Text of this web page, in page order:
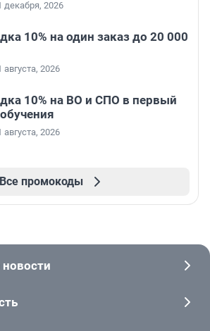
декабря, 2026
10% на один заказ до 20 000
августа, 2026
10% на ВО и СПО в первый
августа, 2026
Все промокоды